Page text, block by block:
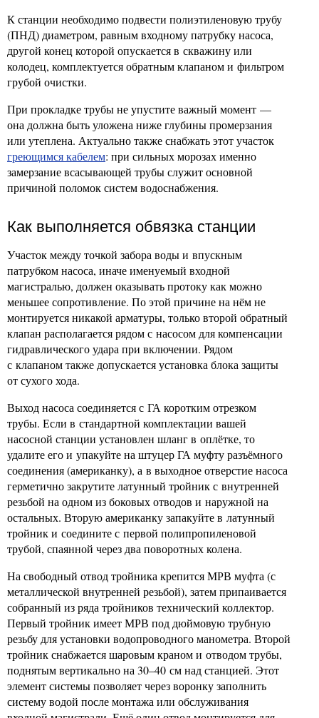
К станции необходимо подвести полиэтиленовую трубу
(ПНД) диаметром, равным входному патрубку насоса,
другой конец которой опускается в скважину или
колодец, комплектуется обратным клапаном и фильтром
грубой очистки.
При прокладке трубы не упустите важный момент —
она должна быть уложена ниже глубины промерзания
или утеплена. Актуально также снабжать этот участок
греющимся кабелем: при сильных морозах именно
замерзание всасывающей трубы служит основной
причиной поломок систем водоснабжения.
Как выполняется обвязка станции
Участок между точкой забора воды и впускным
патрубком насоса, иначе именуемый входной
магистралью, должен оказывать протоку как можно
меньшее сопротивление. По этой причине на нём не
монтируется никакой арматуры, только второй обратный
клапан располагается рядом с насосом для компенсации
гидравлического удара при включении. Рядом
с клапаном также допускается установка блока защиты
от сухого хода.
Выход насоса соединяется с ГА коротким отрезком
трубы. Если в стандартной комплектации вашей
насосной станции установлен шланг в оплётке, то
удалите его и упакуйте на штуцер ГА муфту разъёмного
соединения (американку), а в выходное отверстие насоса
герметично закрутите латунный тройник с внутренней
резьбой на одном из боковых отводов и наружной на
остальных. Вторую американку запакуйте в латунный
тройник и соедините с первой полипропиленовой
трубой, спаянной через два поворотных колена.
На свободный отвод тройника крепится МРВ муфта (с
металлической внутренней резьбой), затем припаивается
собранный из ряда тройников технический коллектор.
Первый тройник имеет МРВ под дюймовую трубную
резьбу для установки водопроводного манометра. Второй
тройник снабжается шаровым краном и отводом трубы,
поднятым вертикально на 30–40 см над станцией. Этот
элемент системы позволяет через воронку заполнить
систему водой после монтажа или обслуживания